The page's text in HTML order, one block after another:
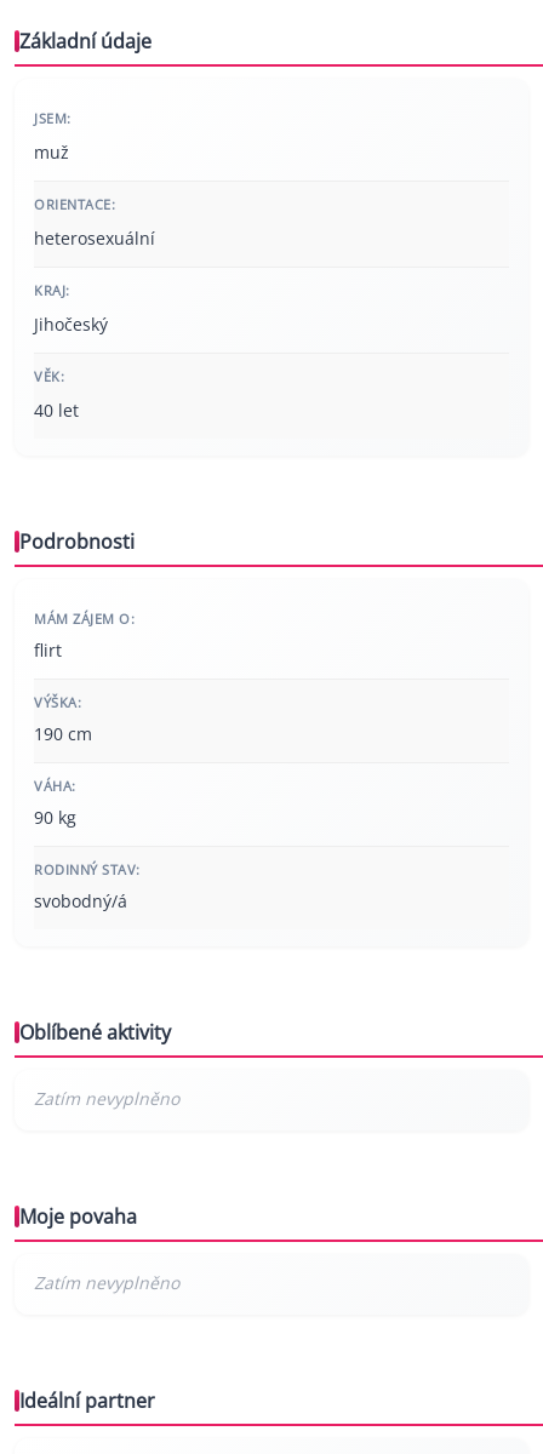
Základní údaje
JSEM:
muž
ORIENTACE:
heterosexuální
KRAJ:
Jihočeský
VĚK:
40 let
Podrobnosti
MÁM ZÁJEM O:
flirt
VÝŠKA:
190 cm
VÁHA:
90 kg
RODINNÝ STAV:
svobodný/á
Oblíbené aktivity
Moje povaha
Ideální partner